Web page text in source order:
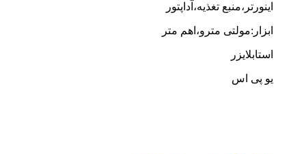
اینورتر،منبع تغذیه،آداپتور
ابزار:مولتی مترو،اهم متر
استابلایزر
یو پی اس